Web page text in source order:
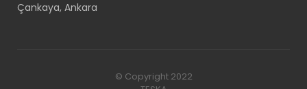
Çankaya, Ankara
© Copyright 2022